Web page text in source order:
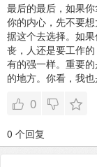
最后的最后，如果
你的内心，先不要
据这个去选择。如
丧，人还是要工作
有的强一样。重要
的地方。你看，我
0
0 个回复